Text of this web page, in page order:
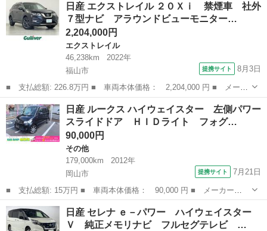
ター Ｖセレクション アラウンドビューモニター フリップダウン
モニター...
日産 エクストレイル ２０Ｘｉ 禁煙車 社外
７型ナビ アラウンドビューモニター…
2,204,000円
エクストレイル
46,238km
2022年
福山市
提携サイト 8月3日
■ 支払総額: 226.8万円 ■ 車両本体価格： 2,204,000 円 ■ メーカ
ー名： 日産 ■ 車種名： エクストレイル ■ グレード名： ２０
Ｘｉ 禁煙車 社外７型ナビ アラウンドビューモニター インテリ
ジェント...
広島 福山市 エクストレイル
日産 ルークス ハイウェイスター 左側パワー
スライドドア ＨＩＤライト フォグ…
90,000円
その他
179,000km
2012年
岡山市
提携サイト 7月21日
■ 支払総額: 15万円 ■ 車両本体価格： 90,000 円 ■ メーカー
名： 日産 ■ 車種名： ルークス ■ グレード名： ハイウェイス
ター 左側パワースライドドア ＨＩＤライト フォグ 純正１４Ａ
Ｗ スマートキー ...
岡山 岡山市 その他
日産 セレナ ｅ－パワー ハイウェイスター
Ｖ 純正メモリナビ フルセグテレビ …